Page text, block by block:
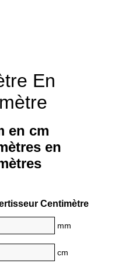
En
en cm
en
Centimètre
mm
cm